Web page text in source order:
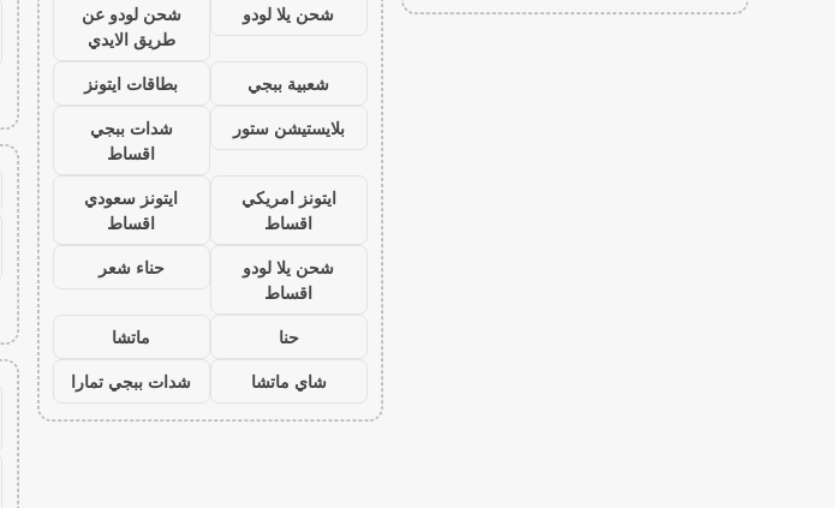
شحن يلا لودو
شحن لودو عن
طريق الايدي
شعبية ببجي
بطاقات ايتونز
بلايستيشن ستور
شدات ببجي
اقساط
ايتونز امريكي
اقساط
ايتونز سعودي
اقساط
شحن يلا لودو
اقساط
حناء شعر
حنا
ماتشا
شاي ماتشا
شدات ببجي تمارا